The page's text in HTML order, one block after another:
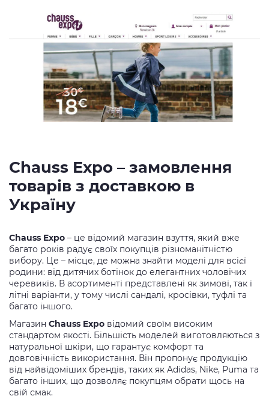
Chauss Expo – замовлення
товарів з доставкою в
Україну
Chauss Expo – це відомий магазин взуття, який вже
багато років радує своїх покупців різноманітністю
вибору. Це – місце, де можна знайти моделі для всієї
родини: від дитячих ботінок до елегантних чоловічих
черевиків. В асортименті представлені як зимові, так і
літні варіанти, у тому числі сандалі, кросівки, туфлі та
багато іншого.
Магазин Chauss Expo відомий своїм високим
стандартом якості. Більшість моделей виготовляються з
натуральної шкіри, що гарантує комфорт та
довговічність використання. Він пропонує продукцію
від найвідоміших брендів, таких як Adidas, Nike, Puma та
багато інших, що дозволяє покупцям обрати щось на
свій смак.